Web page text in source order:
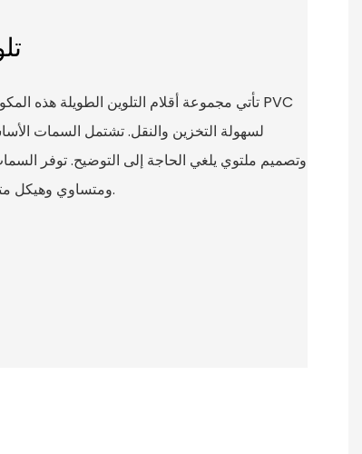
لسهولة التخزين والنقل. تشتمل السمات
وتصميم ملتوي يلغي الحاجة إلى التوضيح. توفر
ومتساوي وهيكل متين مقاوم للكسر للاستخدام طويل الأمد.